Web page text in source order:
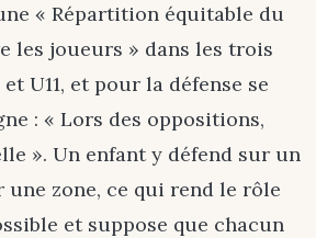
« Répartition équitable du
les joueurs » dans les trois
U11, et pour la défense se
: « Lors des oppositions,
». Un enfant y défend sur un
une zone, ce qui rend le rôle
et suppose que chacun